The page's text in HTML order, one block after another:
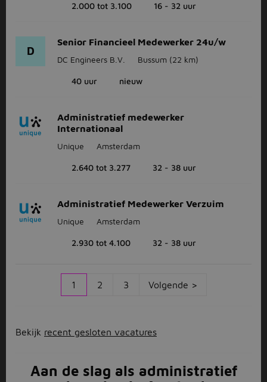
2.000 tot 3.100 16 - 32 uur
D
Senior Financieel Medewerker 24u/w
DC Engineers B.V. Bussum (22 km)
40 uur nieuw
Administratief medewerker
Internationaal
Unique Amsterdam
2.640 tot 3.277 32 - 38 uur
Administratief Medewerker Verzuim
Unique Amsterdam
2.930 tot 4.100 32 - 38 uur
1 2 3 Volgende >
Bekijk recent gesloten vacatures
Aan de slag als administratief